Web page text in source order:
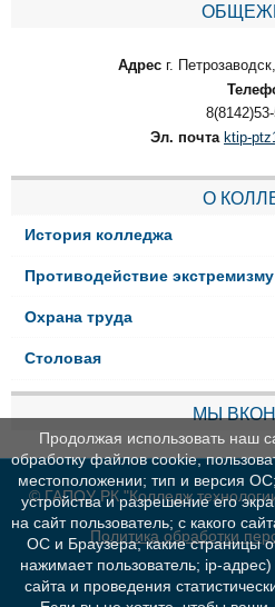
Адрес г.
Эл. почта ktip-
О
История колледжа
Противодействие экстремизму
Охрана труда
Столовая
МЫ
© ГАПОУ РК "Колледж
Политика обработки
Продолжая использовать наш
обработку файлов cookie,
местоположении; тип и версия
устройства и разрешение его
на сайт пользователь; с какого
ОС и Браузера; какие страницы
нажимает пользователь; ip-
сайта и проведения